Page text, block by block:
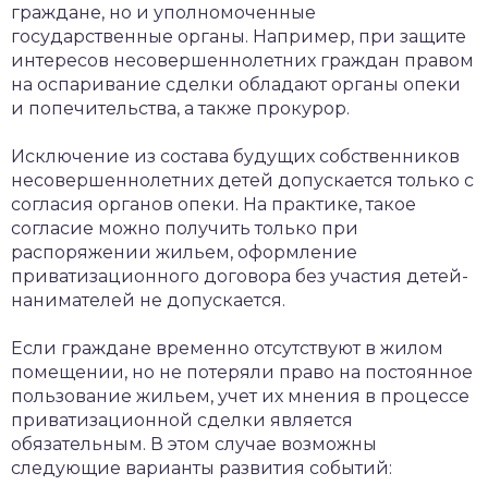
граждане, но и уполномоченные
государственные органы. Например, при защите
интересов несовершеннолетних граждан правом
на оспаривание сделки обладают органы опеки
и попечительства, а также прокурор.
Исключение из состава будущих собственников
несовершеннолетних детей допускается только с
согласия органов опеки. На практике, такое
согласие можно получить только при
распоряжении жильем, оформление
приватизационного договора без участия детей-
нанимателей не допускается.
Если граждане временно отсутствуют в жилом
помещении, но не потеряли право на постоянное
пользование жильем, учет их мнения в процессе
приватизационной сделки является
обязательным. В этом случае возможны
следующие варианты развития событий: